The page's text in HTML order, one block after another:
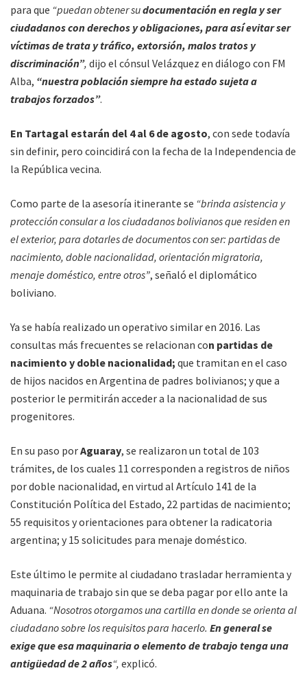
para que “puedan obtener sudocumentación en regla y ser
ciudadanos con derechos y obligaciones, para así evitar ser
víctimas de trata y tráfico, extorsión, malos tratos y
discriminación”, dijo el cónsul Velázquez en diálogo con FM
Alba, “nuestra población siempre ha estado sujeta a
trabajos forzados”.
En Tartagal estarán del 4 al 6 de agosto, con sede todavía
sin definir, pero coincidirá con la fecha de la Independencia de
la República vecina.
Como parte de la asesoría itinerante se “brinda asistencia y
protección consular a los ciudadanos bolivianos que residen en
el exterior, para dotarles de documentos con ser: partidas de
nacimiento, doble nacionalidad, orientación migratoria,
menaje doméstico, entre otros”, señaló el diplomático
boliviano.
Ya se había realizado un operativo similar en 2016. Las
consultas más frecuentes se relacionan con partidas de
nacimiento y doble nacionalidad; que tramitan en el caso
de hijos nacidos en Argentina de padres bolivianos; y que a
posterior le permitirán acceder a la nacionalidad de sus
progenitores.
En su paso porAguaray, se realizaron un total de 103
trámites, de los cuales 11 corresponden a registros de niños
por doble nacionalidad, en virtud al Artículo 141 de la
Constitución Política del Estado, 22 partidas de nacimiento;
55 requisitos y orientaciones para obtener la radicatoria
argentina; y 15 solicitudes para menaje doméstico.
Este último le permite al ciudadano trasladar herramienta y
maquinaria de trabajo sin que se deba pagar por ello ante la
Aduana. “Nosotros otorgamos una cartilla en donde se orienta al
ciudadano sobre los requisitos para hacerlo. En general se
exige que esa maquinaria o elemento de trabajo tenga una
antigüedad de 2 años“, explicó.